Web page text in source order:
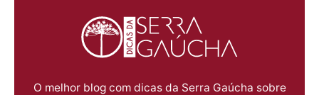
O melhor blog com dicas da Serra Gaúcha sobre